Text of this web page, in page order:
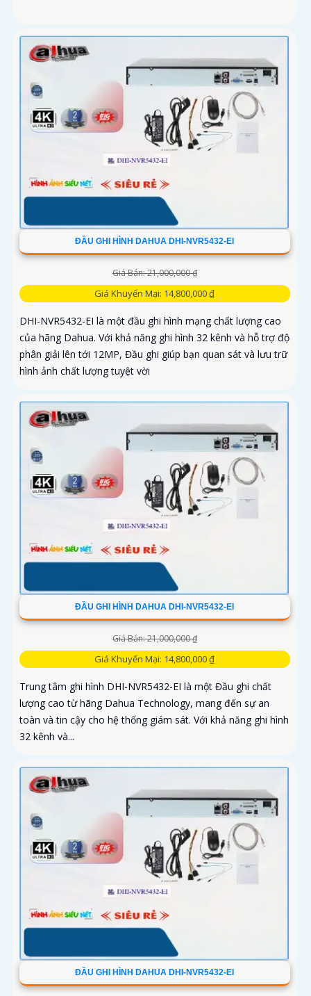
ĐẦU GHI HÌNH DAHUA DHI-NVR5432-EI
Giá Bán: 21,000,000 ₫
Giá Khuyến Mại: 14,800,000 ₫
DHI-NVR5432-EI là một đầu ghi hình mạng chất lượng cao
của hãng Dahua. Với khả năng ghi hình 32 kênh và hỗ trợ độ
phân giải lên tới 12MP, Đầu ghi giúp bạn quan sát và lưu trữ
hình ảnh chất lượng tuyệt vời
ĐẦU GHI HÌNH DAHUA DHI-NVR5432-EI
Giá Bán: 21,000,000 ₫
Giá Khuyến Mại: 14,800,000 ₫
Trung tâm ghi hình DHI-NVR5432-EI là một Đầu ghi chất
lượng cao từ hãng Dahua Technology, mang đến sự an
toàn và tin cậy cho hệ thống giám sát. Với khả năng ghi hình
32 kênh và...
ĐẦU GHI HÌNH DAHUA DHI-NVR5432-EI